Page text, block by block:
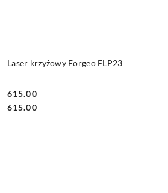
Laser krzyżowy Forgeo FLP23
Cena:
615.00
Cena:
615.00